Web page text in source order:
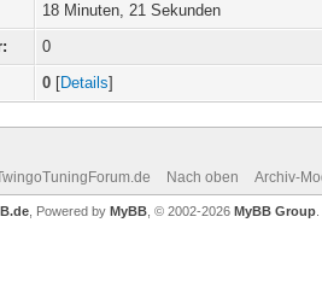
18 Minuten, 21 Sekunden
0
0 [Details]
Nach oben Archiv-
, Powered by MyBB, © 2002-2026 MyBB Group.